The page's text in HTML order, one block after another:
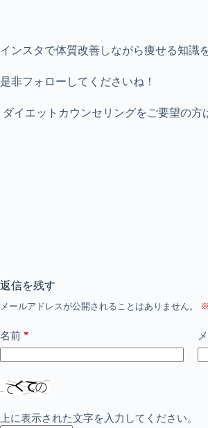
インスタで体質改善しながら痩せる知識
是非フォローしてくださいね！
ダイエットカウンセリングをご要望の方
返信を残す
メールアドレスが公開されることはありません。 ※
名前 *
上に表示された文字を入力してください。